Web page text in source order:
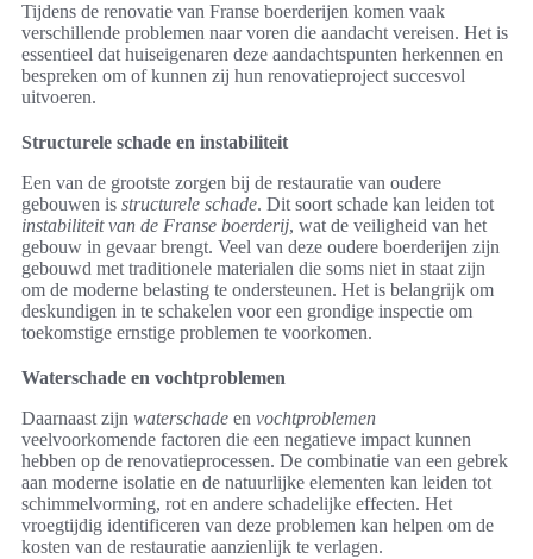
Tijdens de renovatie van Franse boerderijen komen vaak
verschillende problemen naar voren die aandacht vereisen. Het is
essentieel dat huiseigenaren deze aandachtspunten herkennen en
bespreken om of kunnen zij hun renovatieproject succesvol
uitvoeren.
Structurele schade en instabiliteit
Een van de grootste zorgen bij de restauratie van oudere
gebouwen is structurele schade. Dit soort schade kan leiden tot
instabiliteit van de Franse boerderij, wat de veiligheid van het
gebouw in gevaar brengt. Veel van deze oudere boerderijen zijn
gebouwd met traditionele materialen die soms niet in staat zijn
om de moderne belasting te ondersteunen. Het is belangrijk om
deskundigen in te schakelen voor een grondige inspectie om
toekomstige ernstige problemen te voorkomen.
Waterschade en vochtproblemen
Daarnaast zijn waterschade en vochtproblemen
veelvoorkomende factoren die een negatieve impact kunnen
hebben op de renovatieprocessen. De combinatie van een gebrek
aan moderne isolatie en de natuurlijke elementen kan leiden tot
schimmelvorming, rot en andere schadelijke effecten. Het
vroegtijdig identificeren van deze problemen kan helpen om de
kosten van de restauratie aanzienlijk te verlagen.